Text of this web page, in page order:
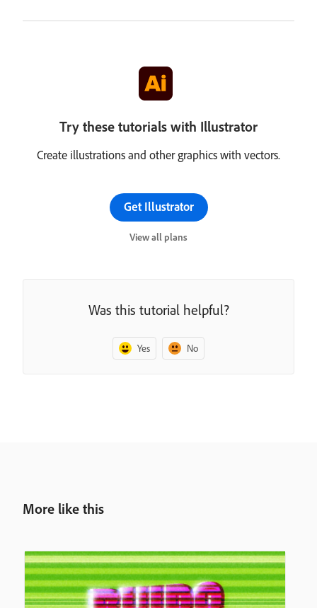
Try these tutorials with Illustrator
Create illustrations and other graphics with vectors.
Get Illustrator
View all plans
Was this tutorial helpful?
Yes No
More like this